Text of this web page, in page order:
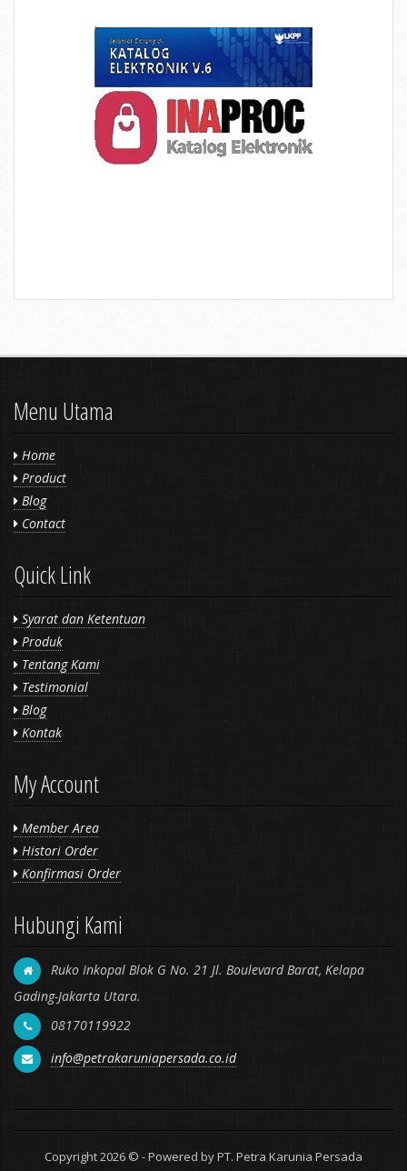
Menu Utama
Home
Product
Blog
Contact
Quick Link
Syarat dan Ketentuan
Produk
Tentang Kami
Testimonial
Blog
Kontak
My Account
Member Area
Histori Order
Konfirmasi Order
Hubungi Kami
Ruko Inkopal Blok G No. 21 Jl. Boulevard Barat, Kelapa
Gading-Jakarta Utara.
08170119922
info@petrakaruniapersada.co.id
Copyright 2026 © - Powered by PT. Petra Karunia Persada